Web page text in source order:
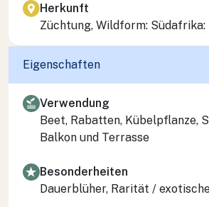
Herkunft
Züchtung, Wildform: Südafrika:
Eigenschaften
Verwendung
Beet, Rabatten, Kübelpflanze,
Balkon und Terrasse
Besonderheiten
Dauerblüher, Rarität /